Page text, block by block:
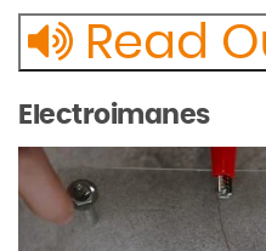
Read
Electroimanes